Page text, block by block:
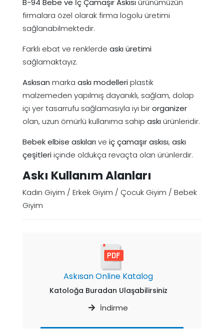
B-94 Bebe ve İç Çamaşır Askısıürünümüzün
firmalara özel olarak firma logolu üretimi
sağlanabilmektedir.
Farklı ebat ve renklerde askı üretimi
sağlamaktayız.
Askısan marka askı modelleriplastik
malzemeden yapılmış dayanıklı, sağlam, dolap
içi yer tasarrufu sağlamasıyla iyi birorganizer
olan, uzun ömürlü kullanıma sahip askıürünleridir.
Bebek elbise askılarıve iç çamaşır askısı, askı
çeşitleriiçinde oldukça revaçta olan ürünlerdir.
Askı Kullanım Alanları
Kadın Giyim / Erkek Giyim / Çocuk Giyim / Bebek
Giyim
Askısan Online Katalog
Katoloğa Buradan Ulaşabilirsiniz
İndirme